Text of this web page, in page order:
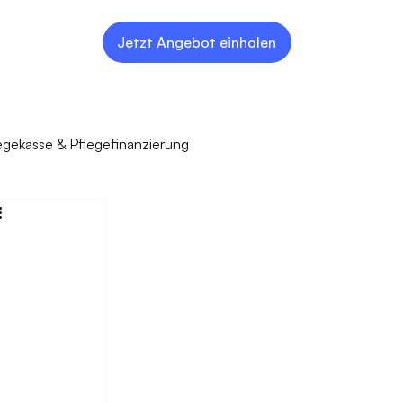
Jetzt Angebot einholen
& Pflegefinanzierung